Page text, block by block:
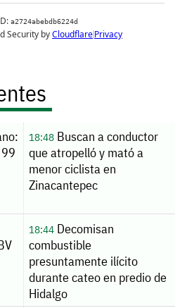
18:48Buscan a conductor
que atropelló y mató a
menor ciclista en
Zinacantepec
18:44Decomisan
combustible
presuntamente ilícito
durante cateo en predio de
Hidalgo